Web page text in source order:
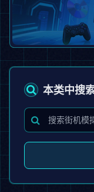
支持4K
本类中搜